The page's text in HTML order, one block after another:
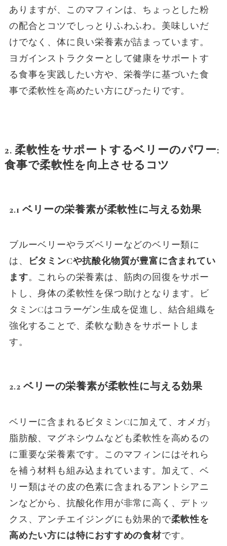
ありますが、このマフィンは、ちょっとした粉
の配合とコツでしっとりふわふわ。美味しいだ
けでなく、体に良い栄養素が詰まっています。
ヨガインストラクターとして健康をサポートす
る食事を実践したい方や、栄養学に基づいた食
事で柔軟性を高めたい方にぴったりです。
2.柔軟性をサポートするベリーのパワー:
食事で柔軟性を向上させるコツ
2.1 ベリーの栄養素が柔軟性に与える効果
ブルーベリーやラズベリーなどのベリー類に
は、
ビタミンCや抗酸化物質が豊富に含まれてい
ます。これらの栄養素は、筋肉の回復をサポー
トし、身体の柔軟性を保つ助けとなります。ビ
タミンCはコラーゲン生成を促進し、結合組織を
強化することで、柔軟な動きをサポートしま
す。
2.2ベリーの栄養素が柔軟性に与える効果
ベリーに含まれるビタミンCに加えて、オメガ3
脂肪酸、マグネシウムなども柔軟性を高めるの
に重要な栄養素です。このマフィンにはそれら
を補う材料も組み込まれています。加えて、ベ
リー類はその皮の色素に含まれるアントシアニ
ンなどから、抗酸化作用が非常に高く、デトッ
クス、アンチエイジングにも効果的で柔軟性を
高めたい方には特におすすめの食材です。